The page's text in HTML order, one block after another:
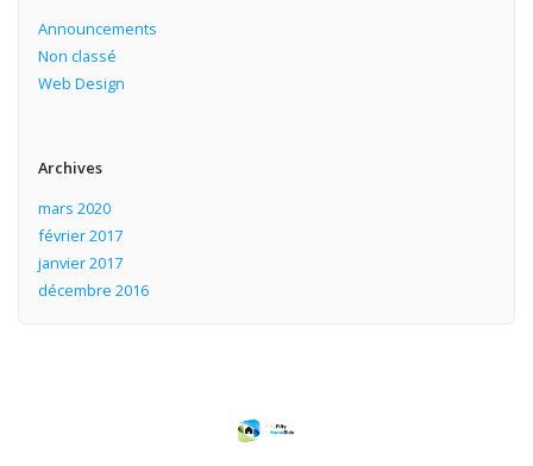
Announcements
Non classé
Web Design
Archives
mars 2020
février 2017
janvier 2017
décembre 2016